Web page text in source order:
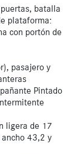
batalla
plataforma:
con portón de
pasajero y
Pintado
ligera de 17
43,2 y